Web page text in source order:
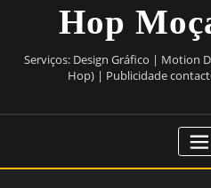
Hop
Serviços: Design Gráfico | Motion
Hop) | Publicidade